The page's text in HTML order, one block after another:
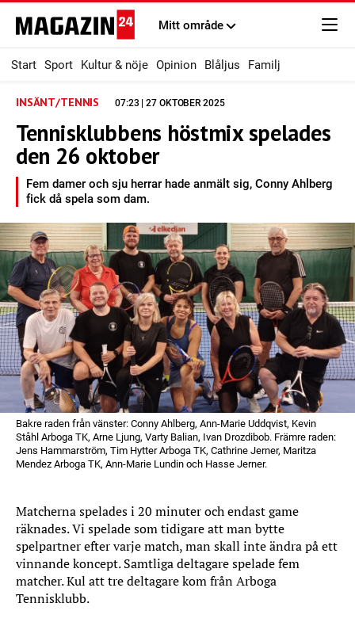
Mitt område
Start Sport Kultur & nöje Opinion Blåljus Familj
INSÄNT/TENNIS 07:23 | 27 OKTOBER 2025
Tennisklubbens höstmix spelades
den 26 oktober
Fem damer och sju herrar hade anmält sig, Conny Ahlberg
fick då spela som dam.
Bakre raden från vänster: Conny Ahlberg, Ann-Marie Uddqvist, Kevin
Ståhl Arboga TK, Arne Ljung, Varty Balian, Ivan Drozdibob. Främre raden:
Jens Hammarström, Tim Hytter Arboga TK, Cathrine Jerner, Maritza
Mendez Arboga TK, Ann-Marie Lundin och Hasse Jerner.
Matcherna spelades i 20 minuter och endast game
räknades. Vi spelade som tidigare att man bytte
spelpartner efter varje match, man skall inte ändra på ett
vinnande koncept. Samtliga deltagare spelade fem
matcher. Kul att tre deltagare kom från Arboga
Tennisklubb.